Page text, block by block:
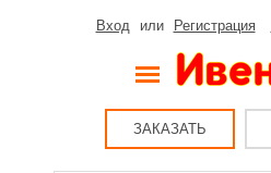
Вход или Регистрация
ЗАКАЗАТЬ